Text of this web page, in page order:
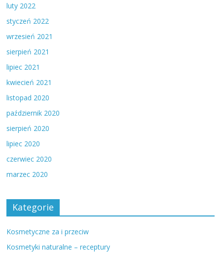
luty 2022
styczeń 2022
wrzesień 2021
sierpień 2021
lipiec 2021
kwiecień 2021
listopad 2020
październik 2020
sierpień 2020
lipiec 2020
czerwiec 2020
marzec 2020
Kategorie
Kosmetyczne za i przeciw
Kosmetyki naturalne – receptury